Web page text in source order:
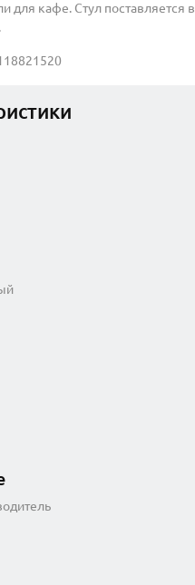
для кафе. Стул поставляется в